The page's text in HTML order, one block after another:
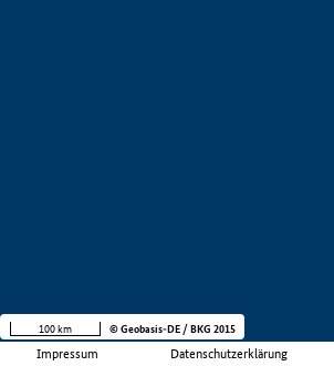
Impressum Datenschutzerklärung
100 km © Geobasis-DE / BKG 2015